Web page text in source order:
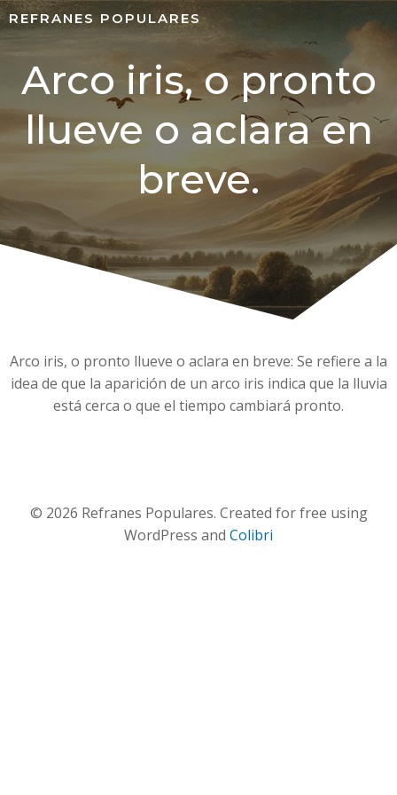
REFRANES POPULARES
Arco iris, o pronto
llueve o aclara en
breve.
Arco iris, o pronto llueve o aclara en breve: Se refiere a la
idea de que la aparición de un arco iris indica que la lluvia
está cerca o que el tiempo cambiará pronto.
© 2026 Refranes Populares. Created for free using
WordPress and Colibri